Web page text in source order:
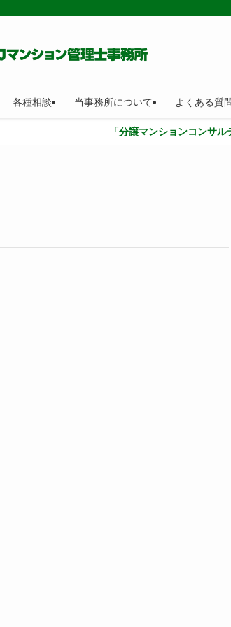
各種相談 当事務所について よくある質
「分譲マンションコンサルティング体